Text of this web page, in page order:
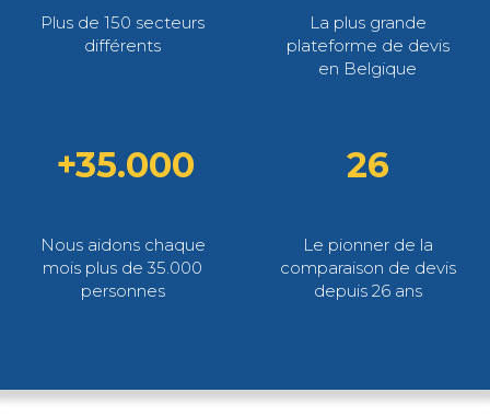
Plus de 150 secteurs
différents
La plus grande
plateforme de devis
en Belgique
+35.000
Nous aidons chaque
mois plus de 35.000
personnes
26
Le pionner de la
comparaison de devis
depuis 26 ans